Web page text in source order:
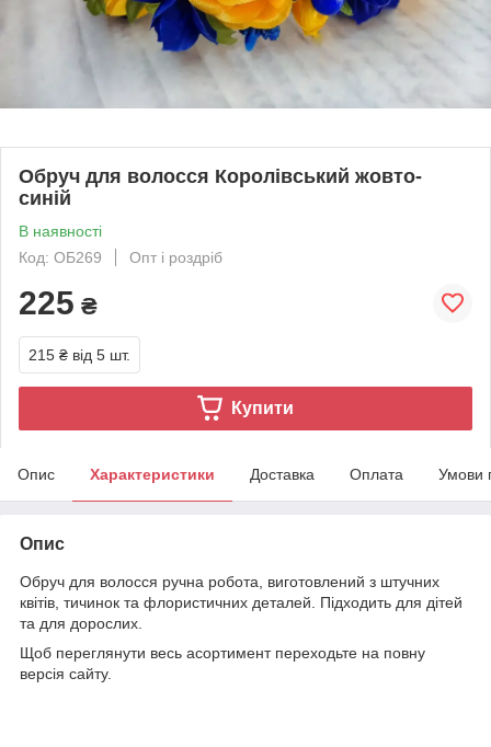
Обруч для волосся Королівський жовто-
синій
В наявності
Код: ОБ269
Опт і роздріб
225 ₴
215 ₴ від 5 шт.
Купити
Опис Характеристики Доставка Оплата Умови
Опис
Обруч для волосся ручна робота, виготовлений з штучних
квітів, тичинок та флористичних деталей. Підходить для дітей
та для дорослих.
Щоб переглянути весь асортимент переходьте на повну
версія сайту.